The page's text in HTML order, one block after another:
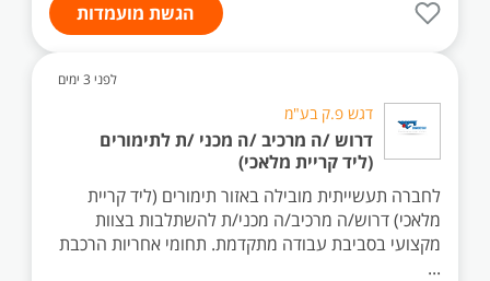
הגשת מועמדות
לפני 3 ימים
דגש פ.ק בע"מ
דרוש /ה מרכיב /ה מכני /ת לתימורים
(ליד קריית מלאכי)
לחברה תעשייתית מובילה באזור תימורים (ליד קריית
מלאכי) דרוש/ה מרכיב/ה מכני/ת להשתלבות בצוות
מקצועי בסביבת עבודה מתקדמת. תחומי אחריות הרכבת
...